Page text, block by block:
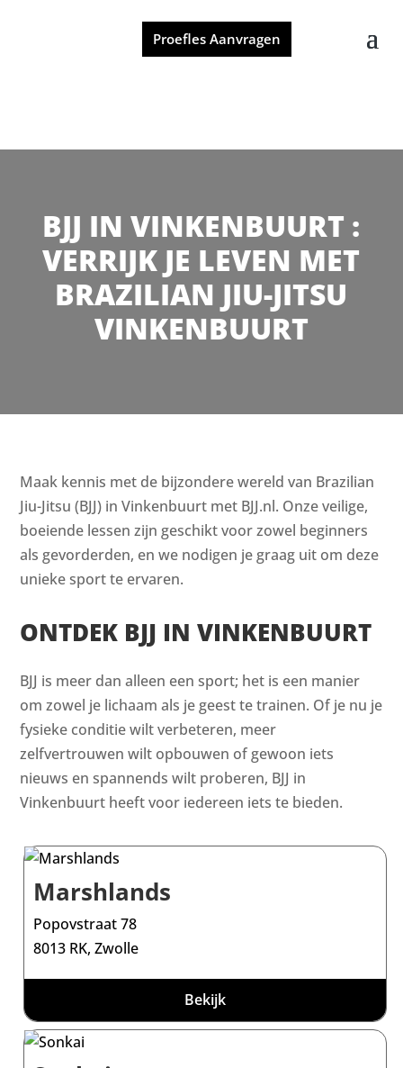
Proefles Aanvragen
BJJ IN VINKENBUURT :
VERRIJK JE LEVEN MET
BRAZILIAN JIU-JITSU
VINKENBUURT
Maak kennis met de bijzondere wereld van Brazilian
Jiu-Jitsu (BJJ) in Vinkenbuurt met BJJ.nl. Onze veilige,
boeiende lessen zijn geschikt voor zowel beginners
als gevorderden, en we nodigen je graag uit om deze
unieke sport te ervaren.
ONTDEK BJJ IN VINKENBUURT
BJJ is meer dan alleen een sport; het is een manier
om zowel je lichaam als je geest te trainen. Of je nu je
fysieke conditie wilt verbeteren, meer
zelfvertrouwen wilt opbouwen of gewoon iets
nieuws en spannends wilt proberen, BJJ in
Vinkenbuurt heeft voor iedereen iets te bieden.
Marshlands
Popovstraat 78
8013 RK, Zwolle
Bekijk